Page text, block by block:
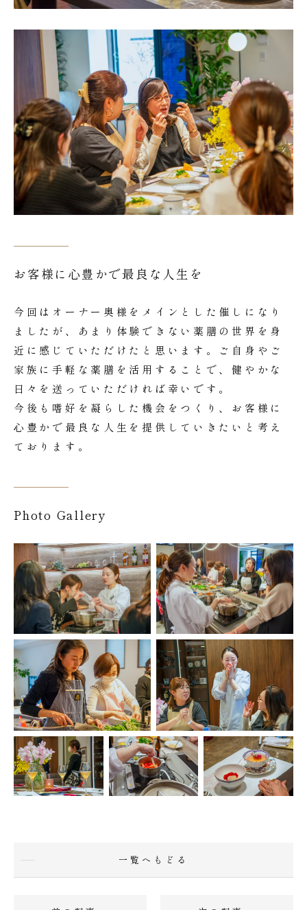
お客様に心豊かで最良な人生を
今回はオーナー奥様をメインとした催しになり
ましたが、あまり体験できない薬膳の世界を身
近に感じていただけたと思います。ご自身やご
家族に手軽な薬膳を活用することで、健やかな
日々を送っていただければ幸いです。
今後も嗜好を凝らした機会をつくり、お客様に
心豊かで最良な人生を提供していきたいと考え
ております。
Photo Gallery
一覧へもどる